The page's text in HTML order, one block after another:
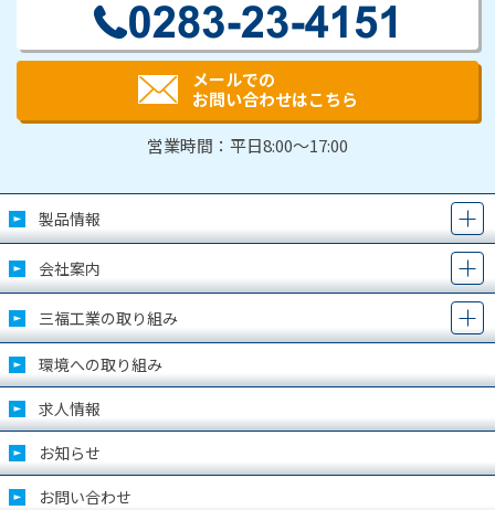
メールでの
お問い合わせはこちら
営業時間：平日8:00～17:00
製品情報
会社案内
三福工業の取り組み
環境への取り組み
求人情報
お知らせ
お問い合わせ